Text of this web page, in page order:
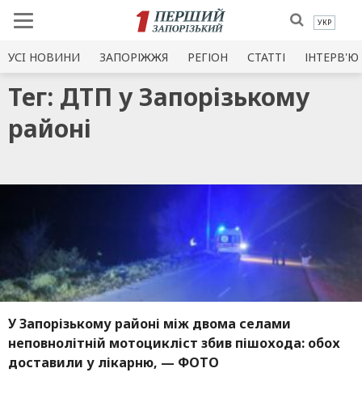
УКР
УСI НОВИНИ ЗАПОРІЖЖЯ РЕГІОН СТАТТІ ІНТЕРВ'Ю
Тег: ДТП у Запорізькому
районі
У Запорізькому районі між двома селами
неповнолітній мотоцикліст збив пішохода: обох
доставили у лікарню, — ФОТО